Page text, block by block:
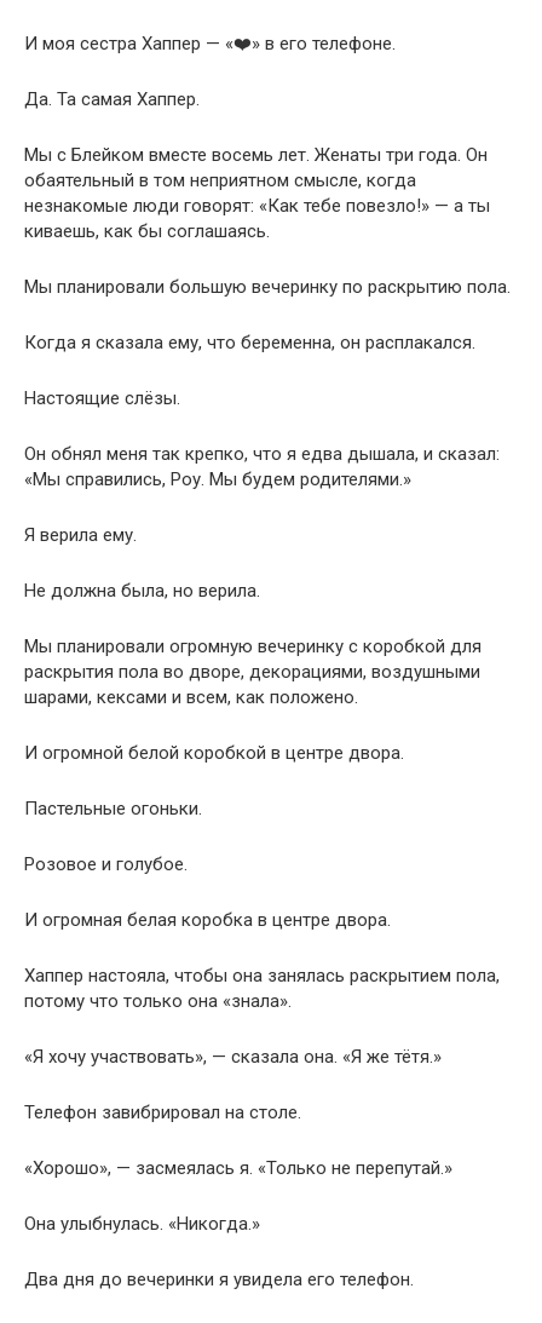
И моя сестра Хаппер — «❤️» в его телефоне.
Да. Та самая Хаппер.
Мы с Блейком вместе восемь лет. Женаты три года. Он
обаятельный в том неприятном смысле, когда
незнакомые люди говорят: «Как тебе повезло!» — а ты
киваешь, как бы соглашаясь.
Мы планировали большую вечеринку по раскрытию пола.
Когда я сказала ему, что беременна, он расплакался.
Настоящие слёзы.
Он обнял меня так крепко, что я едва дышала, и сказал:
«Мы справились, Роу. Мы будем родителями.»
Я верила ему.
Не должна была, но верила.
Мы планировали огромную вечеринку с коробкой для
раскрытия пола во дворе, декорациями, воздушными
шарами, кексами и всем, как положено.
И огромной белой коробкой в центре двора.
Пастельные огоньки.
Розовое и голубое.
И огромная белая коробка в центре двора.
Хаппер настояла, чтобы она занялась раскрытием пола,
потому что только она «знала».
«Я хочу участвовать», — сказала она. «Я же тётя.»
Телефон завибрировал на столе.
«Хорошо», — засмеялась я. «Только не перепутай.»
Она улыбнулась. «Никогда.»
Два дня до вечеринки я увидела его телефон.